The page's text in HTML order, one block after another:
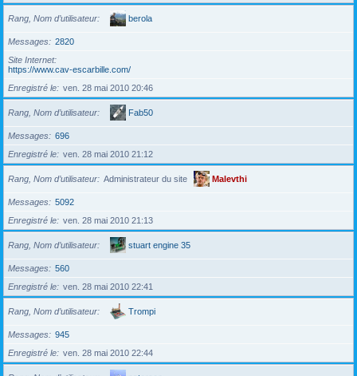
Rang, Nom d’utilisateur berola
Messages
2820
Site Internet
https://www.cav-escarbille.com/
Enregistré le
ven. 28 mai 2010 20:46
Rang, Nom d’utilisateur Fab50
Messages
696
Enregistré le
ven. 28 mai 2010 21:12
Rang, Nom d’utilisateur Administrateur du site Malevthi
Messages
5092
Enregistré le
ven. 28 mai 2010 21:13
Rang, Nom d’utilisateur stuart engine 35
Messages
560
Enregistré le
ven. 28 mai 2010 22:41
Rang, Nom d’utilisateur Trompi
Messages
945
Enregistré le
ven. 28 mai 2010 22:44